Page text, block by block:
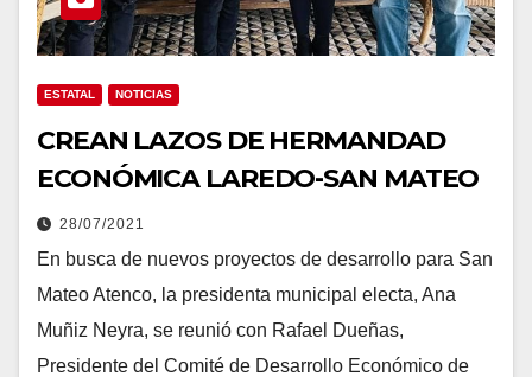
ESTATAL NOTICIAS
CREAN LAZOS DE HERMANDAD
ECONÓMICA LAREDO-SAN MATEO
28/07/2021
En busca de nuevos proyectos de desarrollo para San
Mateo Atenco, la presidenta municipal electa, Ana
Muñiz Neyra, se reunió con Rafael Dueñas,
Presidente del Comité de Desarrollo Económico de